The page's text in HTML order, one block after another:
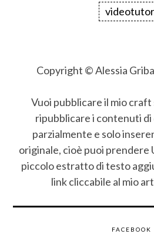
Copyright © Alessia
Vuoi pubblicare il mio craft
ripubblicare i contenuti
parzialmente e solo
originale, cioè puoi prendere
piccolo estratto di testo
link cliccabile al mio
FACEBOOK